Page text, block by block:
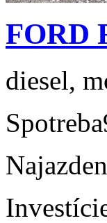
FORD
diesel,
Spotreba